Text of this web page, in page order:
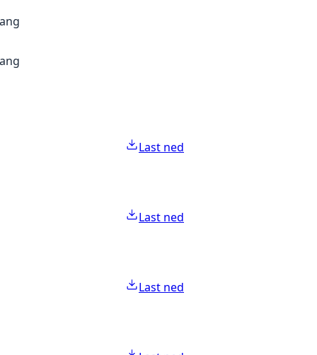
Last ned
Last ned
Last ned